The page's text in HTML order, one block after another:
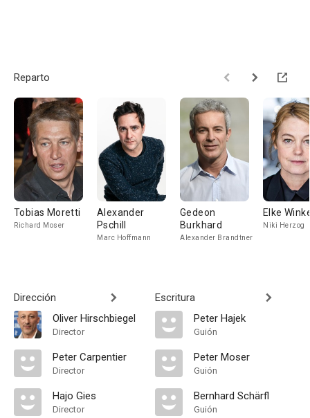
Reparto
Tobias Moretti
Richard Moser
Alexander
Pschill
Marc Hoffmann
Gedeon
Burkhard
Alexander Brandtner
Elke
Niki Herzog
Dirección
Oliver Hirschbiegel
Director
Peter Carpentier
Director
Hajo Gies
Director
Escritura
Peter Hajek
Guión
Peter Moser
Guión
Bernhard Schärfl
Guión